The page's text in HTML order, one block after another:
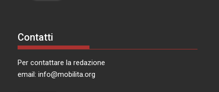
Contatti
Per contattare la redazione
email:info@mobilita.org